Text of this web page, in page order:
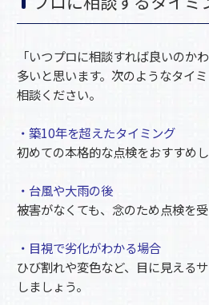
「いつプロに相談すれば良いのか
多いと思います。次のようなタイ
相談ください。
・築10年を超えたタイミング
初めての本格的な点検をおすすめし
・台風や大雨の後
被害がなくても、念のため点検を受
・目視で劣化がわかる場合
ひび割れや変色など、目に見える
しましょう。